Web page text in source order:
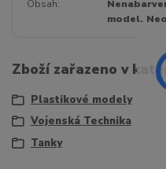
Obsah
model.
Zboží zařazeno v
Plastikové modely
Vojenská Technika
Tanky